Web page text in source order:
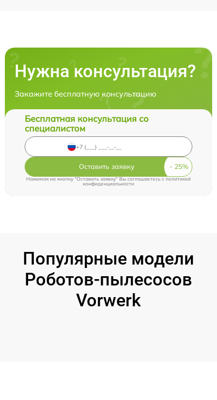
Нужна консультация?
Закажите бесплатную консультацию
Бесплатная консультация со
специалистом
Оставить заявку
Нажимая на кнопку "Оставить заявку" Вы соглашаетесь c политикой
конфиденциальности
Популярные модели
Роботов-пылесосов
Vorwerk